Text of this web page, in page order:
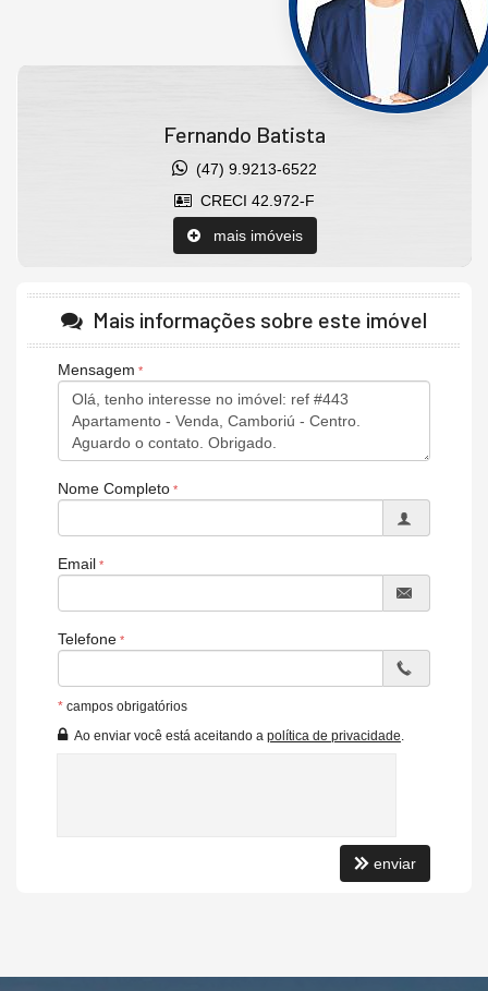
Fernando Batista
(47) 9.9213-6522
CRECI 42.972-F
mais imóveis
Mais informações sobre este imóvel
Mensagem
Nome Completo
Email
Telefone
* campos obrigatórios
Ao enviar você está aceitando a política de privacidade
enviar